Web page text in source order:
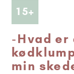
15+
-Hvad er
min